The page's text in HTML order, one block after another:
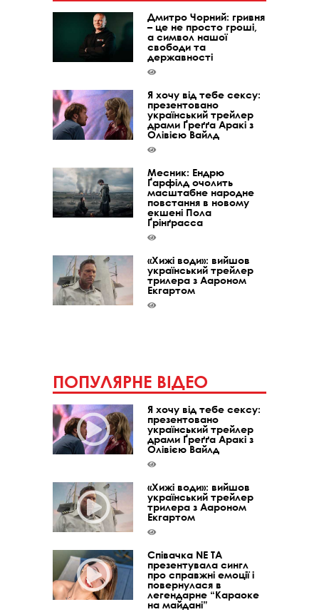
Дмитро Чорний: гривня
– це не просто гроші,
а символ нашої
свободи та
державності
Я хочу від тебе сексу:
презентовано
український трейлер
драми Ґреґґа Аракі з
Олівією Вайлд
Месник: Ендрю
Ґарфілд очолить
масштабне народне
повстання в новому
екшені Пола
Ґрінґрасса
«Хижі води»: вийшов
український трейлер
трилера з Аароном
Екгартом
ПОПУЛЯРНЕ ВІДЕО
Я хочу від тебе сексу:
презентовано
український трейлер
драми Ґреґґа Аракі з
Олівією Вайлд
«Хижі води»: вийшов
український трейлер
трилера з Аароном
Екгартом
Співачка NE TA
презентувала сингл
про справжні емоції і
повернулася в
легендарне “Караоке
на майдані”